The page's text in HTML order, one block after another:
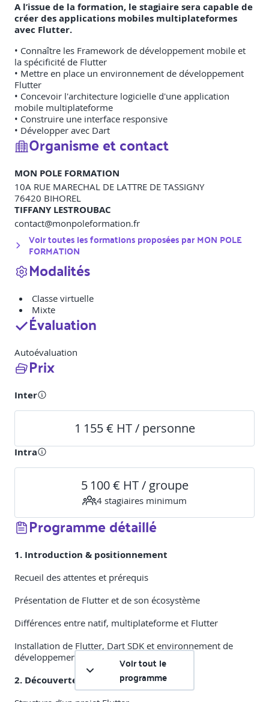
A l’issue de la formation, le stagiaire sera capable de
créer des applications mobiles multiplateformes
avec Flutter.
• Connaître les Framework de développement mobile et
la spécificité de Flutter
• Mettre en place un environnement de développement
Flutter
• Concevoir l'architecture logicielle d'une application
mobile multiplateforme
• Construire une interface responsive
• Développer avec Dart
Organisme et contact
MON POLE FORMATION
10A RUE MARECHAL DE LATTRE DE TASSIGNY
76420 BIHOREL
TIFFANY LESTROUBAC
contact@monpoleformation.fr
Voir toutes les formations proposées parMON POLE
FORMATION
Modalités
Classe virtuelle
Mixte
Évaluation
Autoévaluation
Prix
Inter
1 155 € HT / personne
Intra
5 100 € HT / groupe
4 stagiaires minimum
Programme détaillé
1. Introduction & positionnement
Recueil des attentes et prérequis
Présentation de Flutter et de son écosystème
Différences entre natif, multiplateforme et Flutter
Installation de Flutter, Dart SDK et environnement de
développement
2. Découverte de Flutter & des widgets
Voir tout le
programme